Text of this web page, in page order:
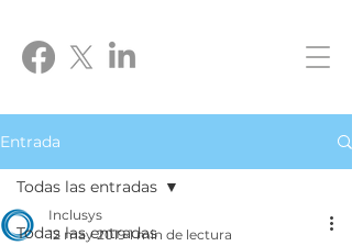
Entrada
Todas las entradas
Todas las entradas
Inclusys
12 may 2019 1 min de lectura